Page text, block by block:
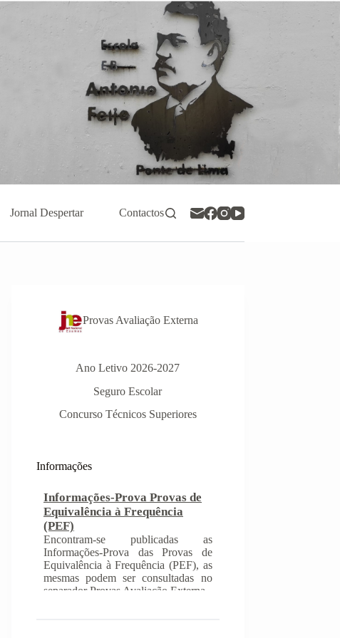
Jornal Despertar Contactos
Provas Avaliação Externa
Ano Letivo 2026-2027
Seguro Escolar
Concurso Técnicos Superiores
Informações
Equivalência à Frequência
(PEF)
Encontram-se publicadas as
Informações-Prova das Provas de
Equivalência à Frequência (PEF), as
mesmas podem ser consultadas no
separador Provas Avaliação Externa.